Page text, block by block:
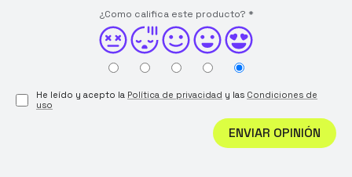
¿Como califica este producto? *
He leído y acepto la Política de privacidad y las Condiciones de
uso
ENVIAR OPINIÓN